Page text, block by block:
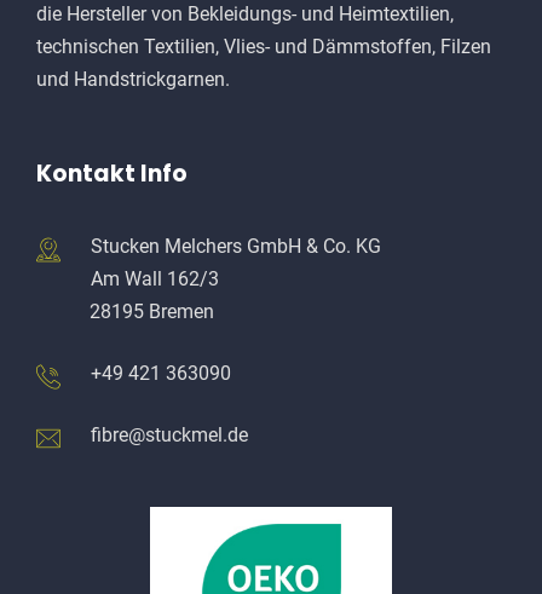
die Hersteller von Bekleidungs- und Heimtextilien,
technischen Textilien, Vlies- und Dämmstoffen, Filzen
und Handstrickgarnen.
Kontakt Info
Stucken Melchers GmbH & Co. KG
Am Wall 162/3
28195 Bremen
+49 421 363090
fibre@stuckmel.de